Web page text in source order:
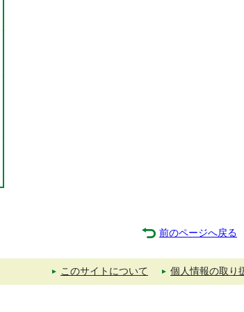
前のページへ戻る
このサイトについて 個人情報の取り